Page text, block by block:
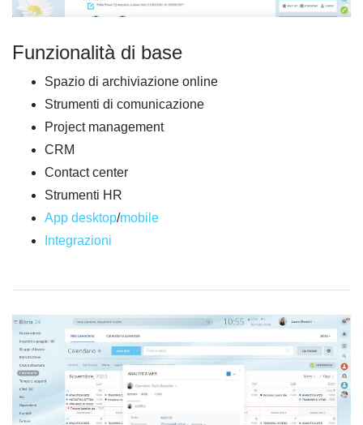
Funzionalità di base
Spazio di archiviazione online
Strumenti di comunicazione
Project management
CRM
Contact center
Strumenti HR
App desktop/mobile
Integrazioni